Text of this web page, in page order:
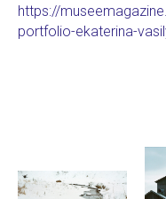
https://
portfolio-ekaterina-